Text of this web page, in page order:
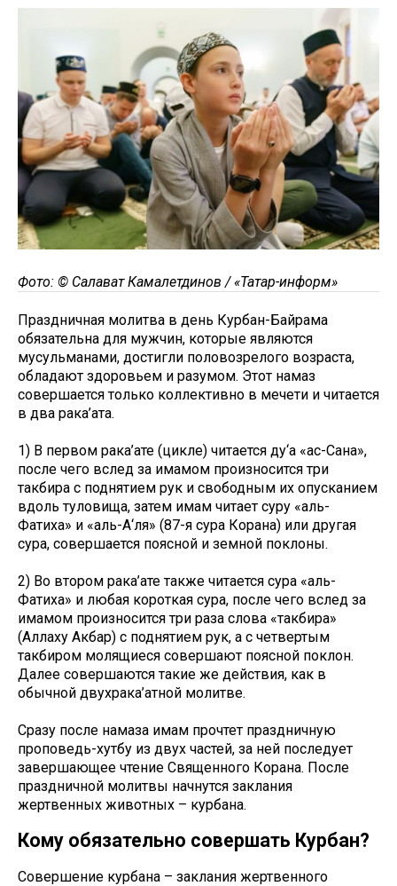
Фото: © Салават Камалетдинов / «Татар-информ»
Праздничная молитва в день Курбан-Байрама
обязательна для мужчин, которые являются
мусульманами, достигли половозрелого возраста,
обладают здоровьем и разумом. Этот намаз
совершается только коллективно в мечети и читается
в два рака’ата.
1) В первом рака’ате (цикле) читается ду‘а «ас-Сана»,
после чего вслед за имамом произносится три
такбира с поднятием рук и свободным их опусканием
вдоль туловища, затем имам читает суру «аль-
Фатиха» и «аль-А‘ля» (87-я сура Корана) или другая
сура, совершается поясной и земной поклоны.
2) Во втором рака’ате также читается сура «аль-
Фатиха» и любая короткая сура, после чего вслед за
имамом произносится три раза слова «такбира»
(Аллаху Акбар) с поднятием рук, а с четвертым
такбиром молящиеся совершают поясной поклон.
Далее совершаются такие же действия, как в
обычной двухрака’атной молитве.
Сразу после намаза имам прочтет праздничную
проповедь-хутбу из двух частей, за ней последует
завершающее чтение Священного Корана. После
праздничной молитвы начнутся заклания
жертвенных животных – курбана.
Кому обязательно совершать Курбан?
Совершение курбана – заклания жертвенного